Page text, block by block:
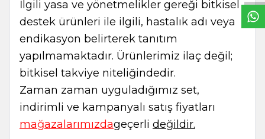
İlgili yasa ve yönetmelikler gereği bitkisel
destek ürünleri ile ilgili, hastalık adı veya
endikasyon belirterek tanıtım
yapılmamaktadır. Ürünlerimiz ilaç değil;
bitkisel takviye niteliğindedir.
Zaman zaman uyguladığımız set,
indirimli ve kampanyalı satış fiyatları
mağazalarımızdageçerli değildir.